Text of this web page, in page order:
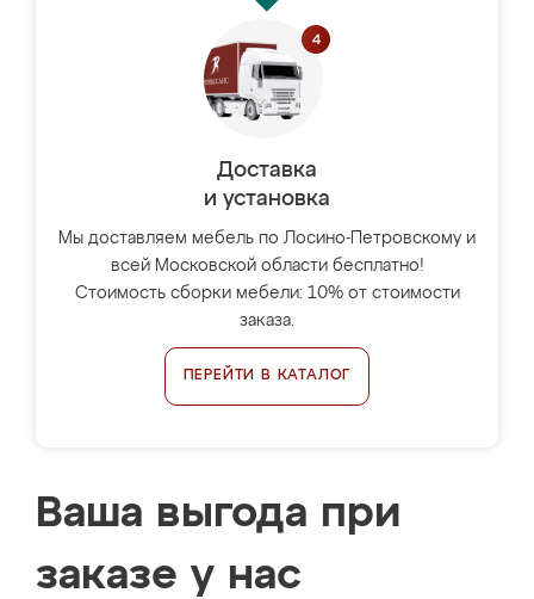
Доставка
и установка
Мы доставляем мебель по Лосино-Петровскому и
всей Московской области бесплатно!
Стоимость сборки мебели: 10% от стоимости
заказа.
ПЕРЕЙТИ В КАТАЛОГ
Ваша выгода при
заказе у нас